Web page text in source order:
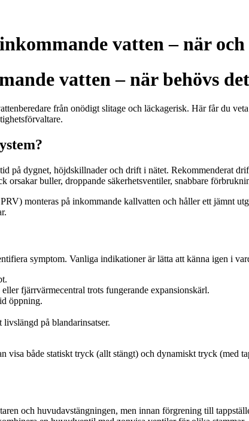
vatten – när
vatten – när behövs
från onödigt slitage och läckagerisk. Här får du
på dygnet, höjdskillnader och drift i nätet. Rekommenderat
orsakar buller, droppande säkerhetsventiler, snabbare
monteras på inkommande kallvatten och håller ett jämnt
symptom. Vanliga indikationer är lätta att känna igen i
fjärrvärmecentral trots fungerande expansionskärl.
öppning.
på blandarinsatser.
visa både statiskt tryck (allt stängt) och dynamiskt tryck (med
och huvudavstängningen, men innan förgrening till